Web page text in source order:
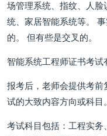
场管理系统、指纹、人
统、家居智能系统等。
的。 但有些是交叉的。
智能系统工程师证书考试
报考后，老师会提供考
试的大致内容方向或科目。
考试科目包括：工程实